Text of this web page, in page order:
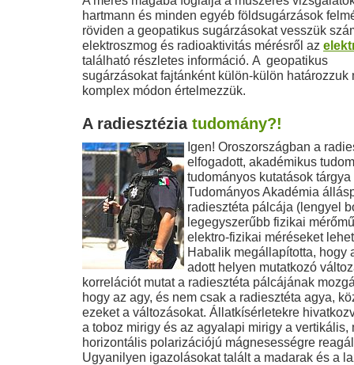
hartmann és minden egyéb földsugárzások
röviden a geopatikus sugárzásokat vesszük
elektroszmog és radioaktivitás mérésről az
található részletes információ. A geopatikus
sugárzásokat fajtánként külön-külön határozzuk
komplex módon értelmezzük.
A radiesztézia tudomány?!
Igen! Oroszországban a
elfogadott, akadémikus
tudományos kutatások tárgya
Tudományos Akadémia
radiesztéta pálcája (lengyel
legegyszerűbb fizikai
elektro-fizikai méréseket
Habalik megállapította, hogy
adott helyen mutatkozó
korrelációt mutat a radiesztéta pálcájának
hogy az agy, és nem csak a radiesztéta agya,
ezeket a változásokat. Állatkísérletekre
a toboz mirigy és az agyalapi mirigy a vertikális,
horizontális polarizációjú mágnesességre
Ugyanilyen igazolásokat talált a madarak és a